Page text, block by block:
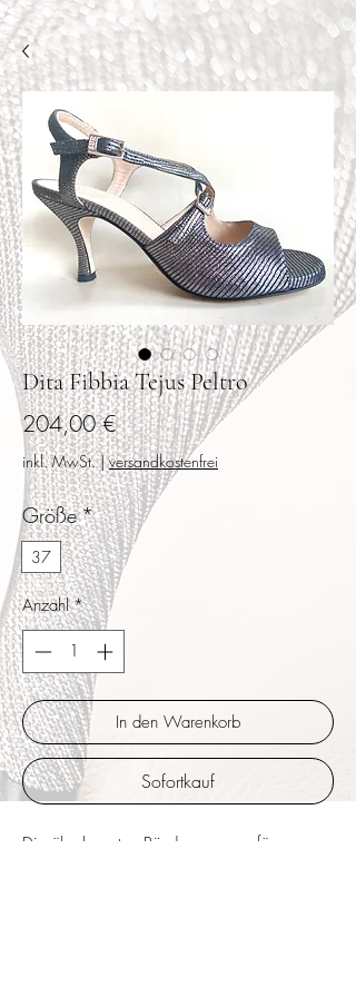
Dita Fibbia Tejus Peltro
204,00 €Preis
inkl. MwSt.|versandkostenfrei
Größe*
37
Anzahl *
In den Warenkorb
Sofortkauf
Die überkreuzten Bändern sorgen für